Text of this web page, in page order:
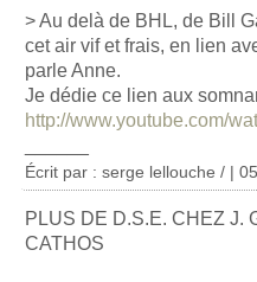
> Au delà de BHL, de Bill
cet air vif et frais, en lien
parle Anne.
Je dédie ce lien aux
http://www.youtube.com/
Écrit par : serge lellouche / |
PLUS DE D.S.E. CHEZ J.
CATHOS